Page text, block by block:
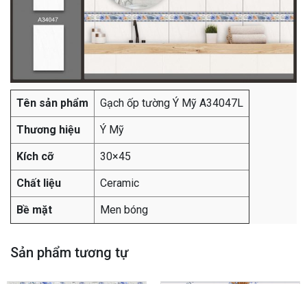
Tên sản phẩm Gạch ốp tường Ý Mỹ A34047L
Thương hiệu Ý Mỹ
Kích cỡ 30×45
Chất liệu Ceramic
Bề mặt Men bóng
Sản phẩm tương tự